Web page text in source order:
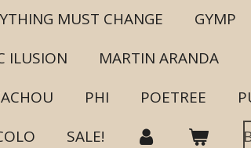
MUST CHANGE GYMP
ILUSION MARTIN ARANDA
PHI POETREE
SALE!